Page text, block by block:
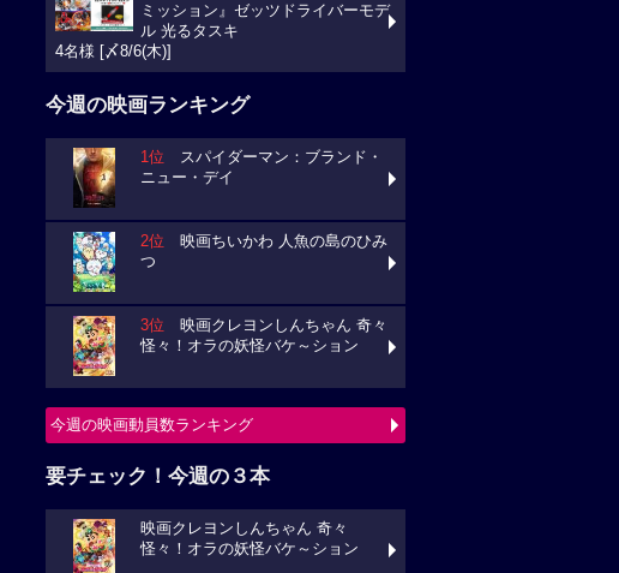
ミッション』ゼッツドライバーモデ
ル 光るタスキ
4名様 [〆8/6(木)]
今週の映画ランキング
1位 スパイダーマン：ブランド・
ニュー・デイ
2位 映画ちいかわ 人魚の島のひみ
つ
3位 映画クレヨンしんちゃん 奇々
怪々！オラの妖怪バケ～ション
今週の映画動員数ランキング
要チェック！今週の３本
映画クレヨンしんちゃん 奇々
怪々！オラの妖怪バケ～ション